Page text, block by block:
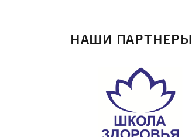
НАШИ ПАРТНЕРЫ